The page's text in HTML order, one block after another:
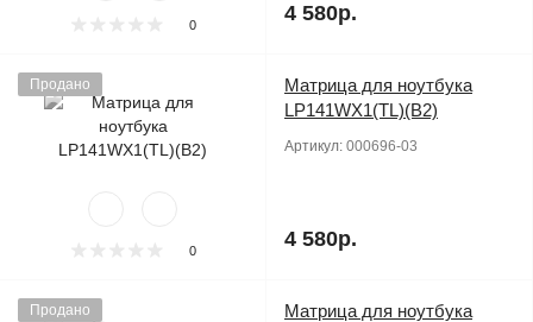
0 4 580р.
Продано
0
Матрица для ноутбука
LP141WX1(TL)(B2)
Артикул: 000696-03
4 580р.
Продано
Матрица для ноутбука